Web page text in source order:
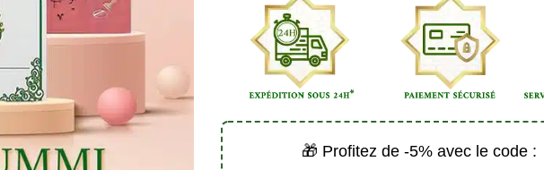
🎁 Profitez de -5% avec le code :